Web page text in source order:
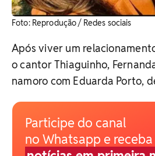
Foto: Reprodução / Redes sociais
Após viver um
o cantor Thiaguinho,
namoro com Eduarda Porto,
Participe do canal
no Whatsapp e receba